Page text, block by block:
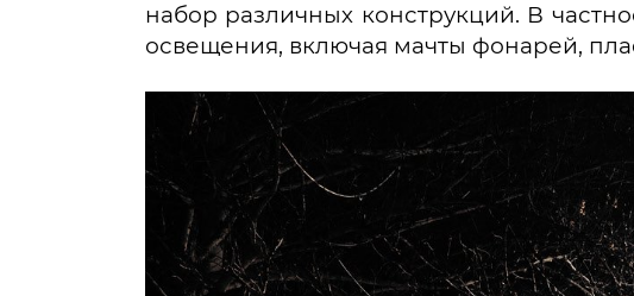
набор различных конструкций. В
освещения, включая мачты фонарей,